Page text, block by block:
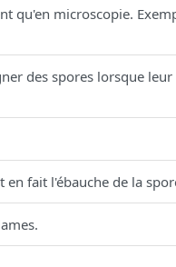
microscopie.
des spores lorsque
fait l'ébauche de la